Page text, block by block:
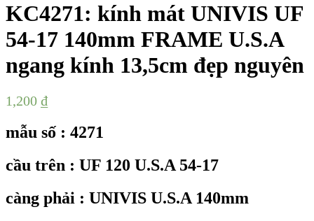
KC4271: kính mát UNIVIS UF
54-17 140mm FRAME U.S.A
ngang kính 13,5cm đẹp nguyên
1,200 ₫
mẫu số : 4271
cầu trên : UF 120 U.S.A 54-17
càng phải : UNIVIS U.S.A 140mm